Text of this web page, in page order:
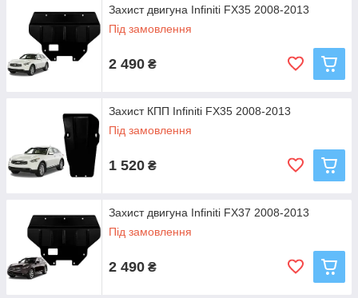
Захист двигуна Infiniti FX35 2008-2013
Під замовлення
2 490 ₴
Захист КПП Infiniti FX35 2008-2013
Під замовлення
1 520 ₴
Захист двигуна Infiniti FX37 2008-2013
Під замовлення
2 490 ₴